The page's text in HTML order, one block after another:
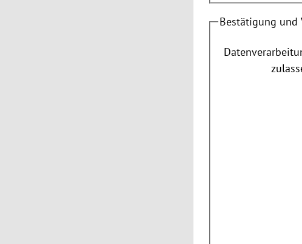
Bestätigung und